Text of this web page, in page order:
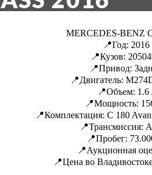
MERCEDES-BENZ
📍Год: 2016
📍Кузов:
📍Привод:
📍Двигатель:
📍Объем: 1.6
📍Мощность:
📍Комплектация: C 180
📍Трансмиссия:
📍Пробег:
📍Аукционная
📍Цена во